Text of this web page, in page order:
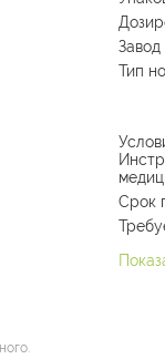
Завод
Тип
Срок